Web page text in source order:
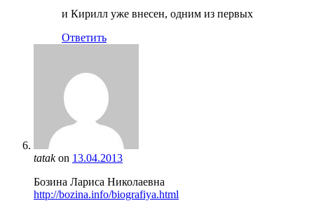
и Кирилл уже внесен, одним из первых
Ответить
tatakon 13.04.2013
Бозина Лариса Николаевна
http://bozina.info/biografiya.html